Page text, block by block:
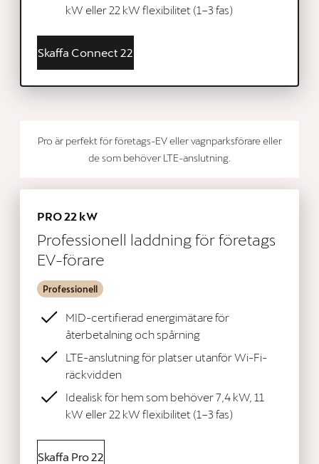
kW eller 22 kW flexibilitet (1–3 fas)
Skaffa Connect 22
Pro är perfekt för företags-EV eller vagnparksförare eller
de som behöver LTE-anslutning.
PRO 22 kW
Professionell laddning för företags
EV-förare
Professionell
MID-certifierad energimätare för
återbetalning och spårning
LTE-anslutning för platser utanför Wi-Fi-
räckvidden
Idealisk för hem som behöver 7,4 kW, 11
kW eller 22 kW flexibilitet (1–3 fas)
Skaffa Pro 22